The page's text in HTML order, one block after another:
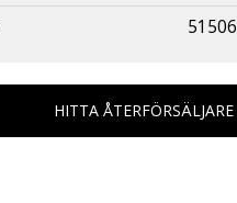
51506
HITTA ÅTERFÖRSÄLJARE